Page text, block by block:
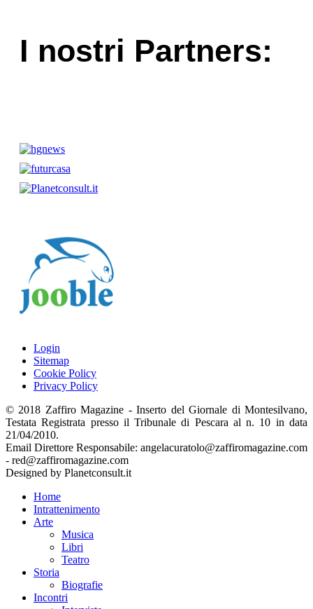
I nostri Partners:
Login
Sitemap
Cookie Policy
Privacy Policy
© 2018 Zaffiro Magazine - Inserto del Giornale di Montesilvano,
Testata Registrata presso il Tribunale di Pescara al n. 10 in data
21/04/2010.
Email Direttore Responsabile: angelacuratolo@zaffiromagazine.com
- red@zaffiromagazine.com
Designed by Planetconsult.it
Home
Intrattenimento
Arte
Musica
Libri
Teatro
Storia
Biografie
Incontri